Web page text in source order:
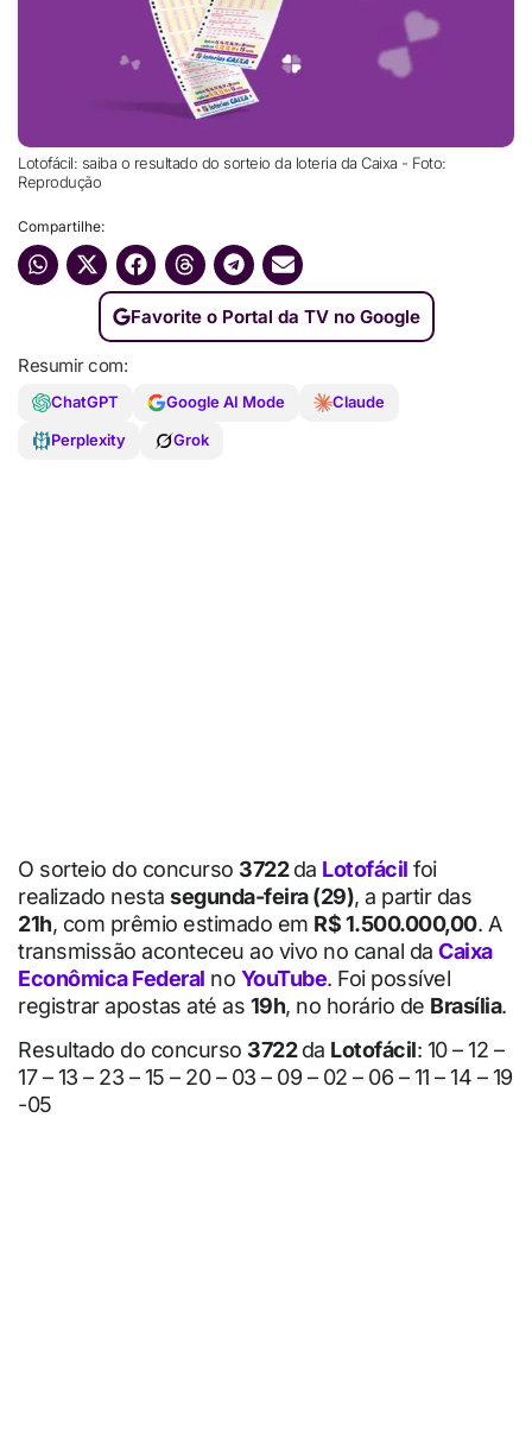
Lotofácil: saiba o resultado do sorteio da loteria da Caixa - Foto:
Reprodução
Compartilhe:
Favorite o Portal da TV no Google
Resumir com:
ChatGPT Google AI Mode
Claude
Perplexity
Grok
O sorteio do concurso 3722da Lotofácil foi
realizado nesta segunda-feira (29), a partir das
21h, com prêmio estimado em R$ 1.500.000,00. A
transmissão aconteceu ao vivo no canal da Caixa
Econômica Federal no YouTube. Foi possível
registrar apostas até as 19h, no horário de Brasília.
Resultado do concurso 3722da Lotofácil: 10 – 12 –
17 – 13 – 23 – 15 – 20 – 03 – 09 – 02 – 06 – 11 – 14 – 19
-05